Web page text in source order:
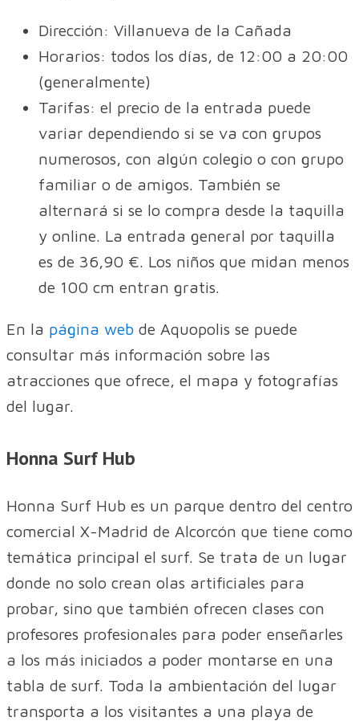
Dirección: Villanueva de la Cañada
Horarios: todos los días, de 12:00 a 20:00
(generalmente)
Tarifas: el precio de la entrada puede
variar dependiendo si se va con grupos
numerosos, con algún colegio o con grupo
familiar o de amigos. También se
alternará si se lo compra desde la taquilla
y online. La entrada general por taquilla
es de 36,90 €. Los niños que midan menos
de 100 cm entran gratis.
En la página web de Aquopolis se puede
consultar más información sobre las
atracciones que ofrece, el mapa y fotografías
del lugar.
Honna Surf Hub
Honna Surf Hub es un parque dentro del centro
comercial X-Madrid de Alcorcón que tiene como
temática principal el surf. Se trata de un lugar
donde no solo crean olas artificiales para
probar, sino que también ofrecen clases con
profesores profesionales para poder enseñarles
a los más iniciados a poder montarse en una
tabla de surf. Toda la ambientación del lugar
transporta a los visitantes a una playa de